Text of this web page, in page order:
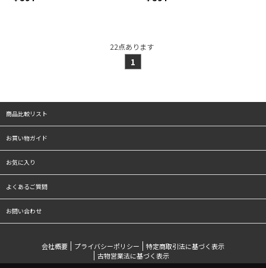
22点あります
1
商品比較リスト
お買い物ガイド
お気に入り
よくあるご質問
お問い合わせ
会社概要 プライバシーポリシー
特定商取引法に基づく表示
古物営業法に基づく表示